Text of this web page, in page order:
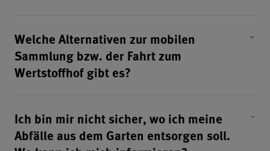
Welche Alternativen zur mobilen
Sammlung bzw. der Fahrt zum
Wertstoffhof gibt es?
Ich bin mir nicht sicher, wo ich meine
Abfälle aus dem Garten entsorgen soll.